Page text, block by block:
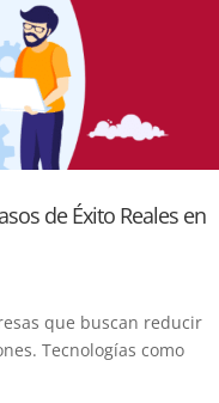
de Éxito Reales en
que buscan reducir
Tecnologías como